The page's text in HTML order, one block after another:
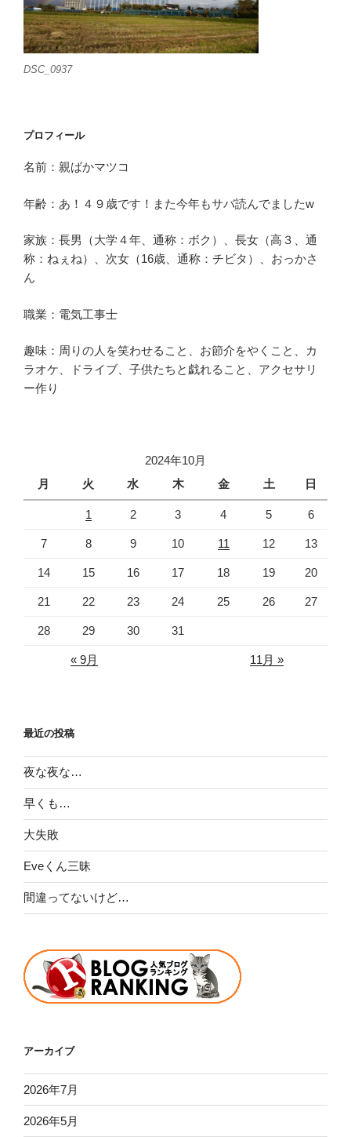
DSC_0937
プロフィール
名前：親ばかマツコ
年齢：あ！４９歳です！また今年もサバ読んでましたw
家族：長男（大学４年、通称：ボク）、長女（高３、通
称：ねぇね）、次女（16歳、通称：チビタ）、おっかさ
ん
職業：電気工事士
趣味：周りの人を笑わせること、お節介をやくこと、カ
ラオケ、ドライブ、子供たちと戯れること、アクセサリ
ー作り
2024年10月
月
火 水 木 金 土 日
1 2 3 4 5 6
7 8 9 10 11 12 13
14 15 16 17 18 19 20
21 22 23 24 25 26 27
28 29 30 31
« 9月 11月 »
最近の投稿
夜な夜な…
早くも…
大失敗
Eveくん三昧
間違ってないけど…
アーカイブ
2026年7月
2026年5月